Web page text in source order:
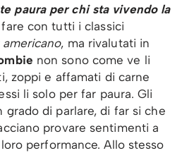
paura per chi sta vivendo la
con tutti i classici
, ma rivalutati in
non sono come ve li
zoppi e affamati di carne
li solo per far paura. Gli
grado di parlare, di far si che
provare sentimenti a
performance. Allo stesso